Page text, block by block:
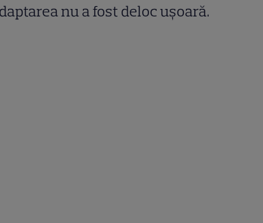
nu a fost deloc ușoară.